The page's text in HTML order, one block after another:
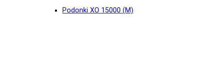
Podonki XO 15000 (М)